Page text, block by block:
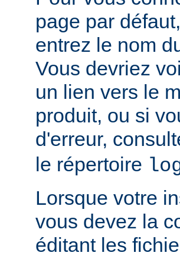
page par
entrez le nom
Vous devriez
un lien vers le
produit, ou si
d'erreur,
le répertoire
Lorsque votre
vous devez la
éditant les